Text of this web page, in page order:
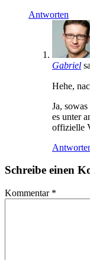
Antworten
Gabriel
Hehe,
Ja,
es unter
offizielle
Schreibe einen
Kommentar *